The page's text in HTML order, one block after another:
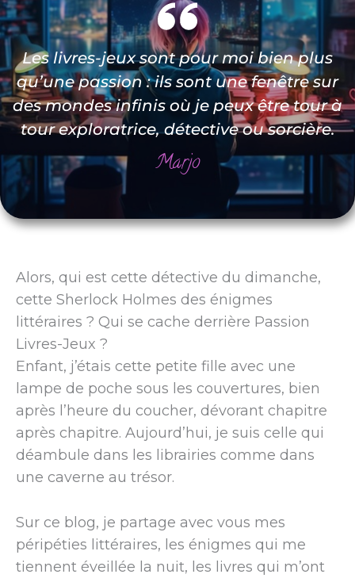
Les livres-jeux sont pour moi bien plus
qu’une passion : ils sont une fenêtre sur
des mondes infinis où je peux être tour à
tour exploratrice, détective ou sorcière.
Marjo
Alors, qui est cette détective du dimanche,
cette Sherlock Holmes des énigmes
littéraires ? Qui se cache derrière Passion
Livres-Jeux ?
Enfant, j’étais cette petite fille avec une
lampe de poche sous les couvertures, bien
après l’heure du coucher, dévorant chapitre
après chapitre. Aujourd’hui, je suis celle qui
déambule dans les librairies comme dans
une caverne au trésor.
Sur ce blog, je partage avec vous mes
péripéties littéraires, les énigmes qui me
tiennent éveillée la nuit, les livres qui m’ont